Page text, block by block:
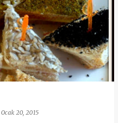
Ocak 20, 2015